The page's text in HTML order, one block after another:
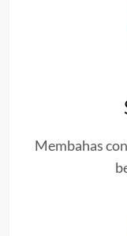
Membahas